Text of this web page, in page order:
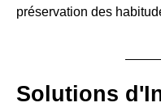
préservation des
Solutions